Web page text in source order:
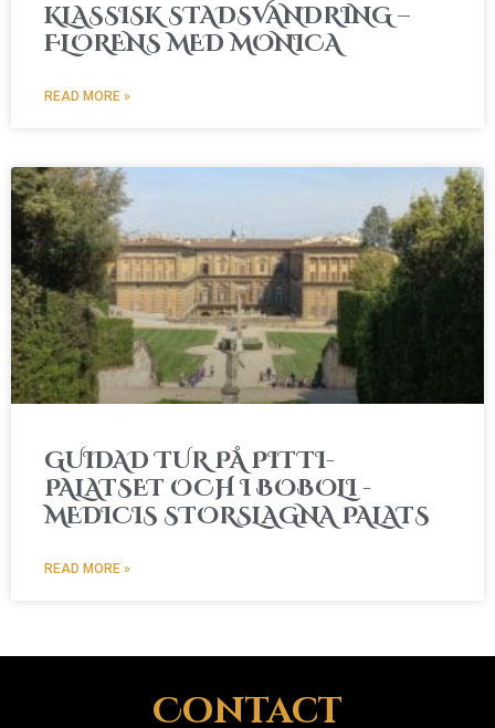
KLASSISK STADSVANDRING –
FLORENS MED MONICA
READ MORE »
GUIDAD TUR PÅ PITTI-
PALATSET OCH I BOBOLI -
MEDICIS STORSLAGNA PALATS
READ MORE »
Contact